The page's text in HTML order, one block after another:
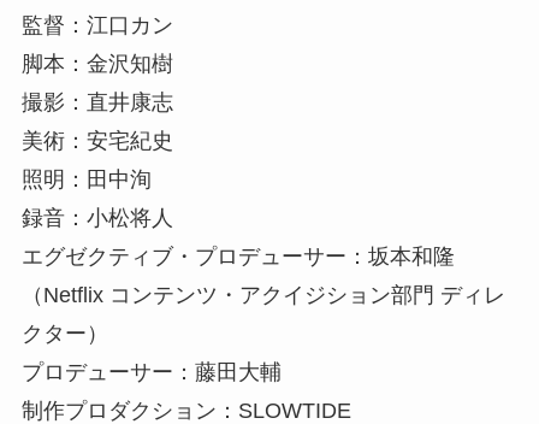
監督：江口カン
脚本：金沢知樹
撮影：直井康志
美術：安宅紀史
照明：田中洵
録音：小松将人
エグゼクティブ・プロデューサー：坂本和隆
（Netflix コンテンツ・アクイジション部門 ディレ
クター）
プロデューサー：藤田大輔
制作プロダクション：SLOWTIDE